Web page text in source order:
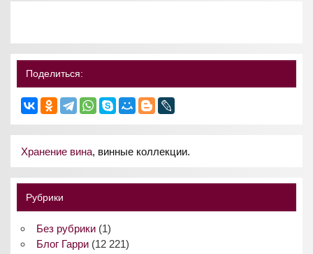
Поделиться:
Хранение вина, винные коллекции.
Рубрики
Без рубрики(1)
Блог Гарри(12 221)